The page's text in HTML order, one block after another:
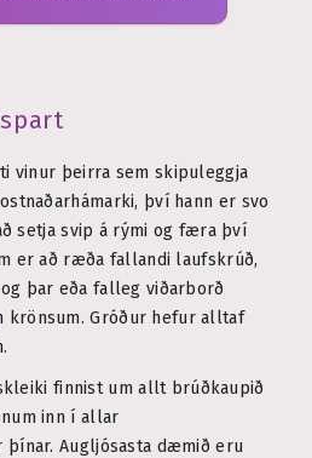
vinur þeirra sem skipuleggja
því hann er svo
setja svip á rými og færa því
er að ræða fallandi laufskrúð,
þar eða falleg viðarborð
Gróður hefur alltaf
finnist um allt brúðkaupið
inn í allar
þínar. Augljósasta dæmið eru